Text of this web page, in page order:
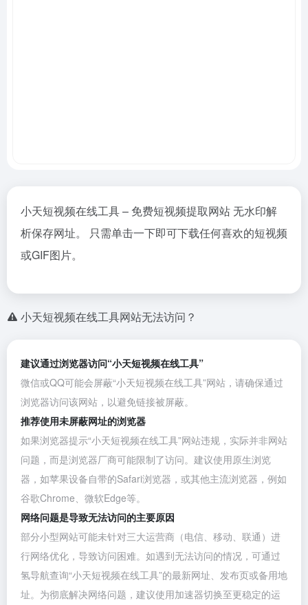
小天短视频在线工具 – 免费短视频提取网站 无水印解
析保存网址。 只需单击一下即可下载任何喜欢的短视频
或GIF图片。
小天短视频在线工具网站无法访问？
建议通过浏览器访问“小天短视频在线工具”
微信或QQ可能会屏蔽“小天短视频在线工具”网站，请确保通过
浏览器访问该网站，以避免链接被屏蔽。
推荐使用未屏蔽网址的浏览器
如果浏览器提示“小天短视频在线工具”网站违规，实际并非网站
问题，而是浏览器厂商可能限制了访问。建议使用原生浏览
器，如苹果设备自带的Safari浏览器，或其他主流浏览器，例如
谷歌Chrome、 微软Edge等。
网络问题是导致无法访问的主要原因
部分小型网站可能未针对三大运营商（电信、移动、联通）进
行网络优化，导致访问困难。如遇到无法访问的情况，可通过
氢导航查询“小天短视频在线工具”的最新网址、发布页或备用地
址。为彻底解决网络问题，建议使用加速器切换至更稳定的运